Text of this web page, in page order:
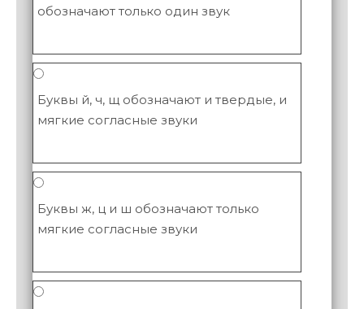
обозначают только один звук
Буквы й, ч, щ обозначают и твердые, и
мягкие согласные звуки
Буквы ж, ц и ш обозначают только
мягкие согласные звуки